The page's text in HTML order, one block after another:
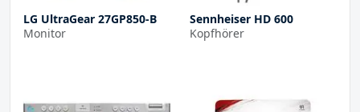
LG UltraGear 27GP850-B
Monitor
Sennheiser HD 600
Kopfhörer